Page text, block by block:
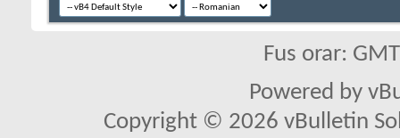
Fus orar:
Powered by
Copyright © 2026 vBulletin